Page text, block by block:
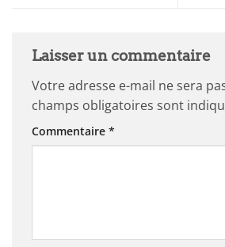
Laisser un commentaire
Votre adresse e-mail ne sera
champs obligatoires sont
Commentaire *